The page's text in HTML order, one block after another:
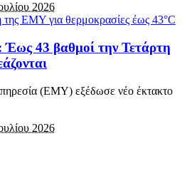
2026
43 βαθμοί την Τετάρτη
(ΕΜΥ) εξέδωσε νέο έκτακτο
2026